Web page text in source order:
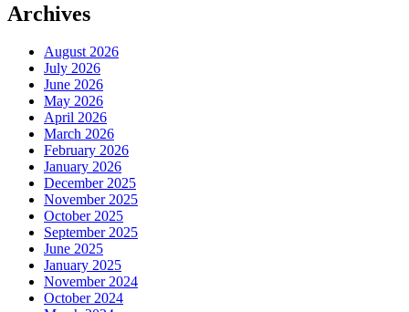
Archives
August 2026
July 2026
June 2026
May 2026
April 2026
March 2026
February 2026
January 2026
December 2025
November 2025
October 2025
September 2025
June 2025
January 2025
November 2024
October 2024